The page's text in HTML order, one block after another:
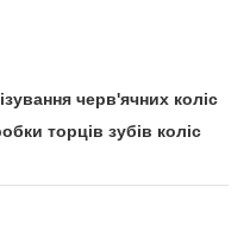
черв'ячних коліс
торців зубів коліс